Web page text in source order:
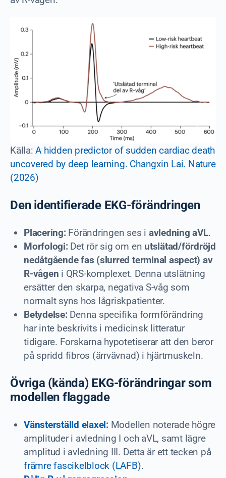
Källa:A hidden predictor of sudden cardiac death
uncovered by deep learning. Changxin Lai. Nature
(2026)
Den identifierade EKG-förändringen
Placering: Förändringen ses i avledning aVL.
Morfologi: Det rör sig om en utslätad/fördröjd
nedåtgående fas (slurred terminal aspect) av
R-vågen i QRS-komplexet. Denna utslätning
ersätter den skarpa, negativa S-våg som
normalt syns hos lågriskpatienter.
Betydelse: Denna specifika formförändring
har inte beskrivits i medicinsk litteratur
tidigare. Forskarna hypotetiserar att den beror
på spridd fibros (ärrvävnad) i hjärtmuskeln.
Övriga (kända) EKG-förändringar som
modellen flaggade
Vänsterställd elaxel: Modellen noterade högre
amplituder i avledning I och aVL, samt lägre
amplitud i avledning III. Detta är ett tecken på
främre fascikelblock (LAFB).